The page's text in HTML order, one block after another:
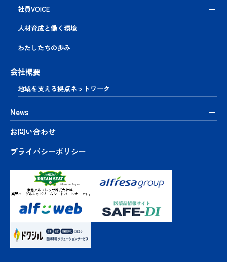
社員VOICE
人材育成と働く環境
わたしたちの歩み
会社概要
地域を支える拠点ネットワーク
News
お問い合わせ
プライバシーポリシー